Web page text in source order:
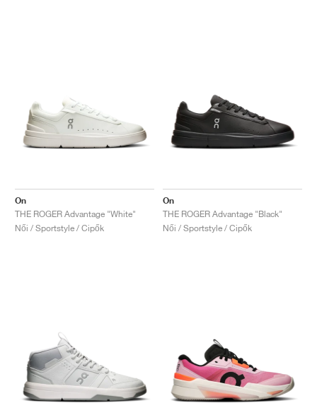
On
THE ROGER Advantage "White"
Női / Sportstyle / Cipők
On
THE ROGER Advantage "Black"
Női / Sportstyle / Cipők